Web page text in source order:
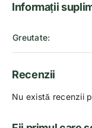
Informații
Greutate
Recenzii
Nu există recenzii